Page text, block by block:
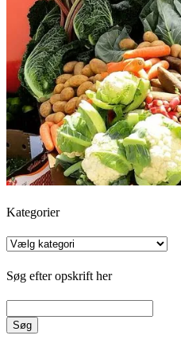
Kategorier
Kategorier
Søg efter opskrift her
Søg